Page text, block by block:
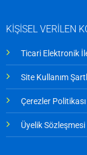
KİŞİSEL VERİLEN
Ticari Elektronik
Site Kullanım
Çerezler Politikası
Üyelik Sözleşmesi